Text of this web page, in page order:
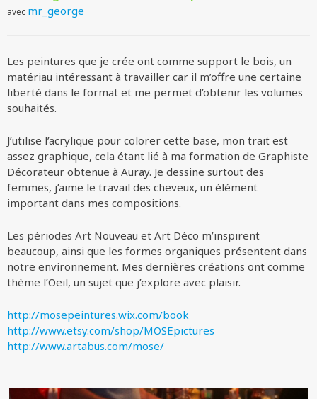
avec mr_george
Les peintures que je crée ont comme support le bois, un
matériau intéressant à travailler car il m’offre une certaine
liberté dans le format et me permet d’obtenir les volumes
souhaités.
J’utilise l’acrylique pour colorer cette base, mon trait est
assez graphique, cela étant lié à ma formation de Graphiste
Décorateur obtenue à Auray. Je dessine surtout des
femmes, j’aime le travail des cheveux, un élément
important dans mes compositions.
Les périodes Art Nouveau et Art Déco m’inspirent
beaucoup, ainsi que les formes organiques présentent dans
notre environnement. Mes dernières créations ont comme
thème l’Oeil, un sujet que j’explore avec plaisir.
http://mosepeintures.wix.com/book
http://www.etsy.com/shop/MOSEpictures
http://www.artabus.com/mose/